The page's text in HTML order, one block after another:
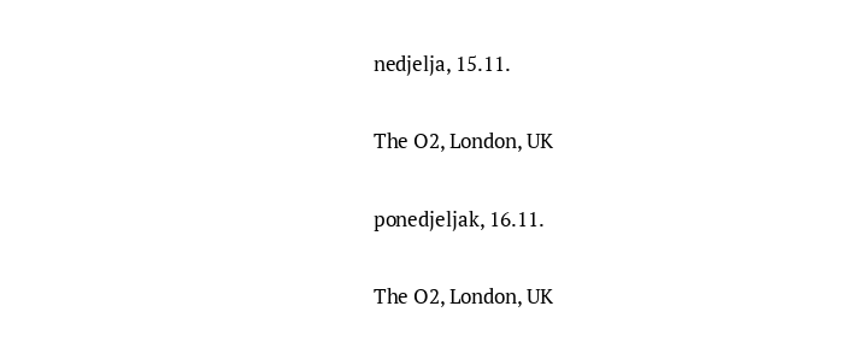
nedjelja, 15.11.
The O2, London, UK
ponedjeljak, 16.11.
The O2, London, UK